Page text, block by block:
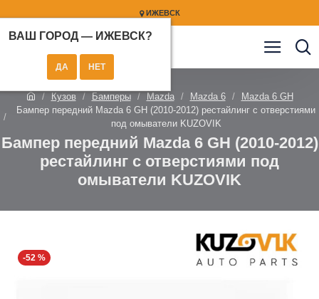
ИЖЕВСК
ВАШ ГОРОД — ИЖЕВСК?
Кузов Бамперы Mazda Mazda 6
Mazda 6 GH
Бампер передний Mazda 6 GH (2010-2012) рестайлинг с отверстиями
под омыватели KUZOVIK
Бампер передний Mazda 6 GH (2010-2012)
рестайлинг с отверстиями под
омыватели KUZOVIK
-52 %